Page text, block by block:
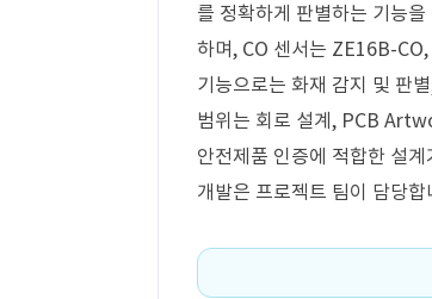
를 정확하게 판별하는 기능
하며, CO 센서는 ZE16B-
기능으로는 화재 감지 및 판
범위는 회로 설계, PCB
안전제품 인증에 적합한 설
개발은 프로젝트 팀이 담당합